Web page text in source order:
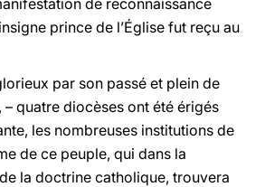
de reconnaissance
prince de l’Église fut reçu au
par son passé et plein de
quatre diocèses ont été érigés
les nombreuses institutions de
de ce peuple, qui dans la
la doctrine catholique, trouvera